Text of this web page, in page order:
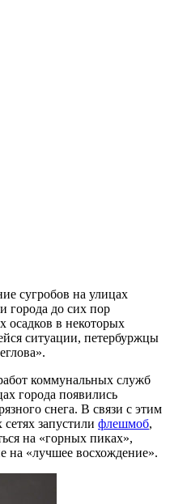
сугробов на улицах
города до сих пор
осадков в некоторых
ситуации, петербуржцы
коммунальных служб
города появились
снега. В связи с этим
запустили флешмоб,
на «горных пиках»,
на «лучшее восхождение».